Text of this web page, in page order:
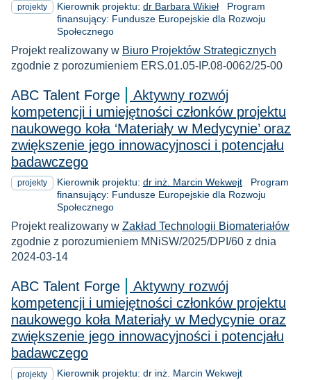
projekty Kierownik projektu: dr Barbara WikiełProgram
finansujący: Fundusze Europejskie dla Rozwoju
Społecznego
Projekt realizowany w Biuro Projektów Strategicznych
zgodnie z porozumieniem ERS.01.05-IP.08-0062/25-00
ABC Talent Forge
Aktywny rozwój
kompetencji i umiejętności członków projektu
naukowego koła ‘Materiały w Medycynie’ oraz
zwiększenie jego innowacyjnosci i potencjału
badawczego
projekty Kierownik projektu: dr inż. Marcin WekwejtProgram
finansujący: Fundusze Europejskie dla Rozwoju
Społecznego
Projekt realizowany w Zakład Technologii Biomateriałów
zgodnie z porozumieniem MNiSW/2025/DPI/60 z dnia
2024-03-14
ABC Talent Forge
Aktywny rozwój
kompetencji i umiejętności członków projektu
naukowego koła Materiały w Medycynie oraz
zwiększenie jego innowacyjności i potencjału
badawczego
projekty Kierownik projektu: dr inż. Marcin Wekwejt